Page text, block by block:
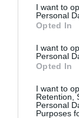
I want to
Personal
Opted In
I want to
Personal
Opted In
I want to
Retention,
Personal
Purposes
b
o
o
k
n
g
er